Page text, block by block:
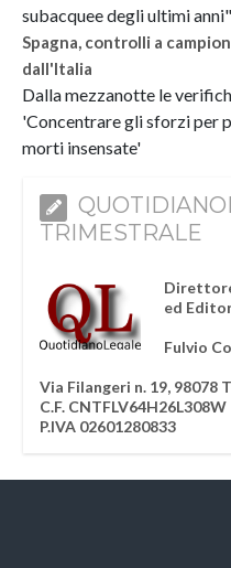
subacquee degli ultimi anni"
Spagna, controlli a
dall'Italia
Dalla mezzanotte le
'Concentrare gli sforzi per
morti insensate'
TRIMESTRALE
ed
Fulvio
Via Filangeri n. 19, 98078
C.F. CNTFLV64H26L308W
P.IVA 02601280833